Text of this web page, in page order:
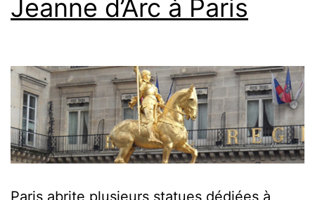
Jeanne d’Arc à Paris
Paris abrite plusieurs statues dédiées à